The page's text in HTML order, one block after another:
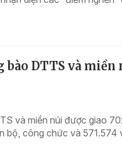
bào DTTS và miền
và miền núi được giao
bộ, công chức và 571.574